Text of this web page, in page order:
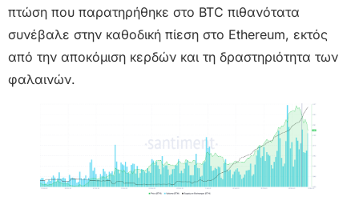
πτώση που παρατηρήθηκε στο BTC πιθανότατα
συνέβαλε στην καθοδική πίεση στο Ethereum, εκτός
από την αποκόμιση κερδών και τη δραστηριότητα των
φαλαινών.